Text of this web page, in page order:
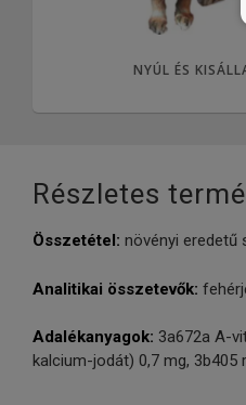
NYÚL ÉS
Részletes
Összetétel: növényi eredetű
Analitikai összetevők:
Adalékanyagok: 3a672a A-
kalcium-jodát) 0,7 mg,